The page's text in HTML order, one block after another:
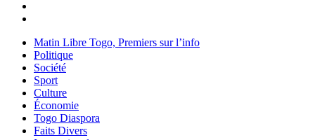
Matin Libre Togo, Premiers sur l’info
Politique
Société
Sport
Culture
Économie
Togo Diaspora
Faits Divers